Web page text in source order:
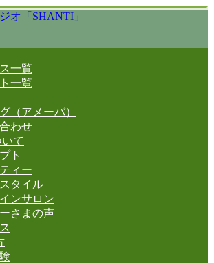
一覧
一覧
（アメーバ）
わせ
て
ト
ィー
タイル
ンサロン
さまの声